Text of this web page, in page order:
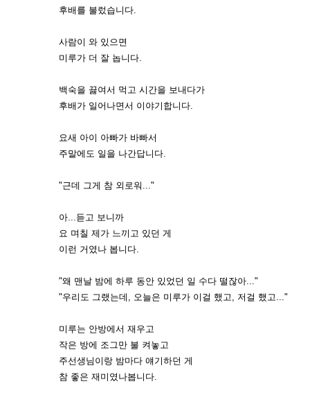
후배를 불렀습니다.
사람이 와 있으면
미루가 더 잘 놉니다.
백숙을 끓여서 먹고 시간을 보내다가
후배가 일어나면서 이야기합니다.
요새 아이 아빠가 바빠서
주말에도 일을 나간답니다.
"근데 그게 참 외로워..."
아...듣고 보니까
요 며칠 제가 느끼고 있던 게
이런 거였나 봅니다.
"왜 맨날 밤에 하루 동안 있었던 일 수다 떨잖아..."
"우리도 그랬는데, 오늘은 미루가 이걸 했고, 저걸 했고..."
미루는 안방에서 재우고
작은 방에 조그만 불 켜놓고
주선생님이랑 밤마다 얘기하던 게
참 좋은 재미였나봅니다.